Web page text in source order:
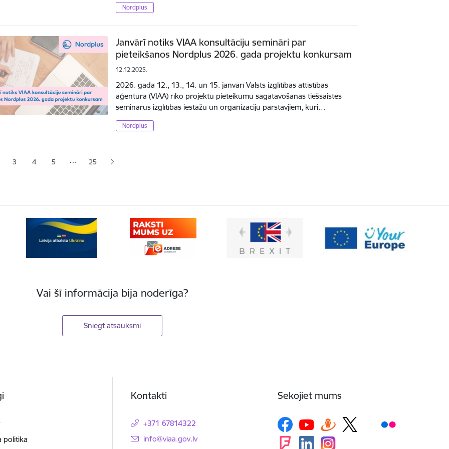
Nordplus
Janvārī notiks VIAA konsultāciju semināri par
pieteikšanos Nordplus 2026. gada projektu konkursam
12.12.2025.
2026. gada 12., 13., 14. un 15. janvārī Valsts izglītības attīstības
aģentūra (VIAA) rīko projektu pieteikumu sagatavošanas tiešsaistes
seminārus izglītības iestāžu un organizāciju pārstāvjiem, kuri…
Nordplus
lapaLapa
3 Lapa
4 Lapa
5 … 25
Vai šī informācija bija noderīga?
Sniegt atsauksmi
politika
Kontakti
+371 67814322
E-pasts:
info@viaa.gov.lv
Sekojiet mums